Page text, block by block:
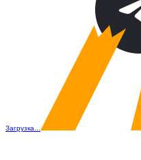
Загрузка...